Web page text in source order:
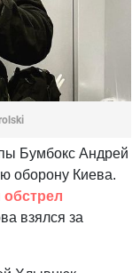
Бумбокс Андрей
оборону Киева.
взялся за